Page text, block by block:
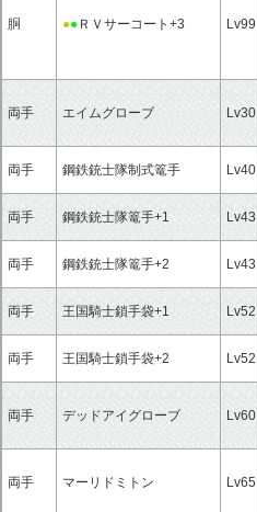
胴 ●● ＲＶサーコート+3 Lv99
両手 エイムグローブ Lv30
両手 鋼鉄銃士隊制式篭手 Lv40
両手 鋼鉄銃士隊篭手+1 Lv43
両手 鋼鉄銃士隊篭手+2 Lv43
両手 王国騎士鎖手袋+1 Lv52
両手 王国騎士鎖手袋+2 Lv52
両手 デッドアイグローブ Lv60
両手 マーリドミトン Lv65